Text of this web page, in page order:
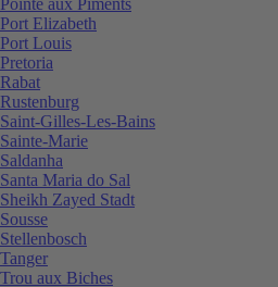
Port Elizabeth
Port Louis
Pretoria
Rabat
Rustenburg
Saint-Gilles-Les-Bains
Sainte-Marie
Saldanha
Santa Maria do Sal
Sheikh Zayed Stadt
Sousse
Stellenbosch
Tanger
Trou aux Biches